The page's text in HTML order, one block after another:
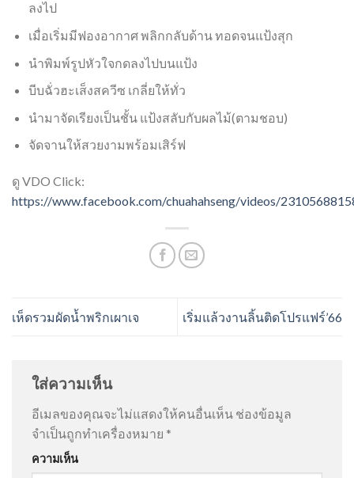
ลงไป
เมื่อเริ่มมีฟองอากาศ พลิกกลับด้าน ทอดจนแป้งสุก
นำพิมพ์รูปหัวใจกดลงไปบนแป้ง
บีบฉั่วฮะเส็งสควีซ เกลี่ยให้ทั่ว
นำมาจัดเรียงเป็นชั้น แป้งสลับกับผลไม้(ตามชอบ)
จัดจานให้สวยงามพร้อมเสิร์ฟ
ดู VDO Click:
https://www.facebook.com/chuahahseng/videos/
เห็ดรวมผัดน้ำพริกเผาเจ เริ่มแล้วงานลิ้นติดโปรแฟร์’66
ใส่ความเห็น
อีเมลของคุณจะไม่แสดงให้คนอื่นเห็น ช่องข้อมูล
จำเป็นถูกทำเครื่องหมาย *
ความเห็น